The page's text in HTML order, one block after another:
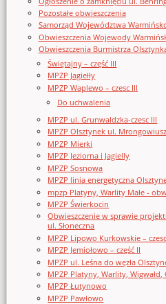
Pozostałe obwieszczenia
Samorząd Województwa
Obwieszczenia Wojewody
Obwieszczenia Burmistrza
Świętajny – część III
MPZP Jagiełły
MPZP Waplewo – czesc III
Do uchwalenia
MPZP ul. Grunwaldzka-czesc III
MPZP Olsztynek ul.
MPZP Mierki
MPZP Jeziorna i Jagielly
MPZP Sosnowa
MPZP linia energetyczna
mpzp Platyny, Warlity Małe -
MPZP Świerkocin
Obwieszczenie w sprawie
ul. Słoneczna
MPZP Lipowo Kurkowskie –
MPZP Jemiołowo – część II
MPZP ul. Leśna do węzła
MPZP Platyny, Warlity, Wigwałd,
MPZP Łutynowo
MPZP Pawłowo